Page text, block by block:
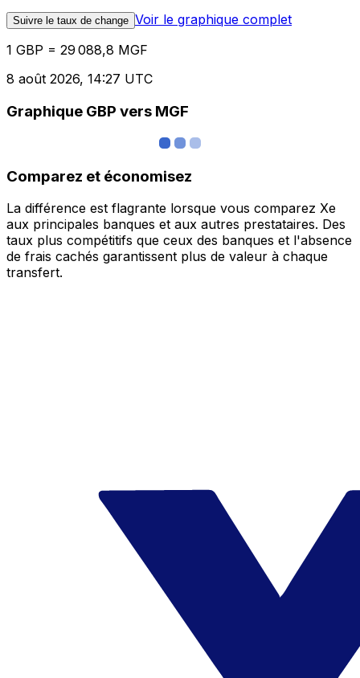
Suivre le taux de change Voir le graphique complet
1 GBP = 29 088,8 MGF
8 août 2026, 14:27 UTC
Graphique GBP vers MGF
Comparez et économisez
La différence est flagrante lorsque vous comparez Xe
aux principales banques et aux autres prestataires. Des
taux plus compétitifs que ceux des banques et l'absence
de frais cachés garantissent plus de valeur à chaque
transfert.